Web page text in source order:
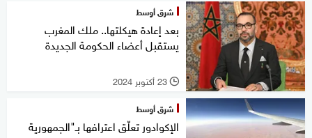
شرق أوسط
بعد إعادة هيكلتها.. ملك المغرب
يستقبل أعضاء الحكومة الجديدة
l 23 أكتوبر 2024
شرق أوسط
الإكوادور تعلّق اعترافها بـ"الجمهورية